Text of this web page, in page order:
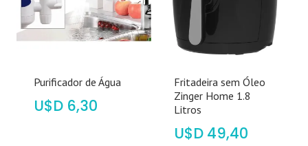
Purificador de Água
$ 6,30
Fritadeira sem Óleo
Zinger Home 1.8
Litros
$ 49,40